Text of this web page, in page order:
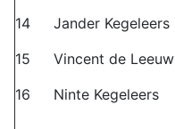
14
Jander Kegeleers
15
Vincent de Leeuw
16
Ninte Kegeleers